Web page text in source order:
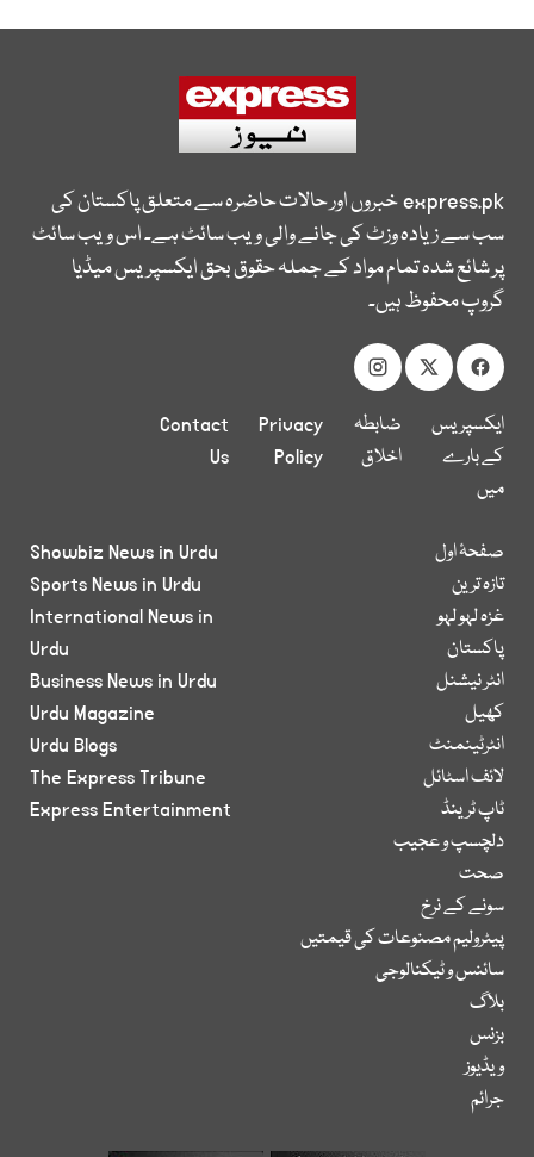
express.pkخبروں اور حالات حاضرہ سے متعلق پاکستان کی
سب سے زیادہ وزٹ کی جانے والی ویب سائٹ ہے۔ اس ویب سائٹ
پر شائع شدہ تمام مواد کے جملہ حقوق بحق ایکسپریس میڈیا
گروپ محفوظ ہیں۔
ایکسپریس
کے بارے
میں
ضابطہ
اخلاق
Privacy
Policy
Contact
Us
صفحۂ اول
تازہ ترین
غزہ لہو لہو
پاکستان
انٹر نیشنل
کھیل
انٹرٹینمنٹ
لائف اسٹائل
ٹاپ ٹرینڈ
دلچسپ و عجیب
صحت
سونے کے نرخ
پیٹرولیم مصنوعات کی قیمتیں
سائنس و ٹیکنالوجی
بلاگ
بزنس
ویڈیوز
جرائم
Showbiz News in Urdu
Sports News in Urdu
International News in
Urdu
Business News in Urdu
Urdu Magazine
Urdu Blogs
The Express Tribune
Express Entertainment